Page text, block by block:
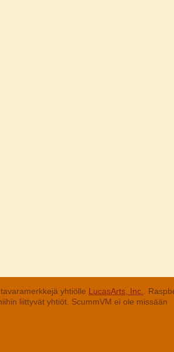
yhtiölle LucasArts, Inc.
.
liittyvät yhtiöt. ScummVM ei ole missään